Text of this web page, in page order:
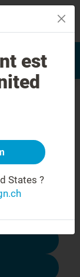
docteur formé
autres
est
States ?